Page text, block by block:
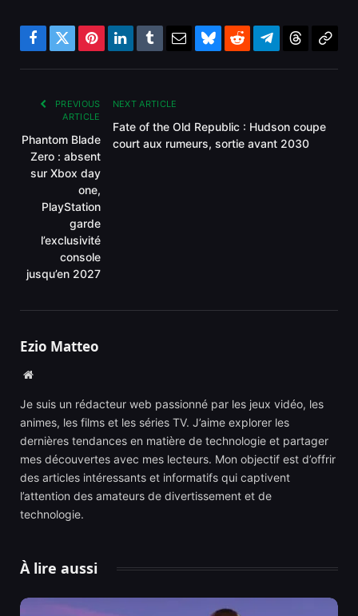
Facebook
TwitterPinterestLinkedInTumblrEmailBlueskyRedditTelegram
PREVIOUS
ARTICLE
Phantom Blade
Zero : absent
sur Xbox day
one,
PlayStation
garde
l’exclusivité
console
jusqu’en 2027
NEXT ARTICLE
Fate of the Old Republic : Hudson coupe
court aux rumeurs, sortie avant 2030
Ezio Matteo
Website
Je suis un rédacteur web passionné par les jeux vidéo, les
animes, les films et les séries TV. J’aime explorer les
dernières tendances en matière de technologie et partager
mes découvertes avec mes lecteurs. Mon objectif est d’offrir
des articles intéressants et informatifs qui captivent
l’attention des amateurs de divertissement et de
technologie.
À lire aussi